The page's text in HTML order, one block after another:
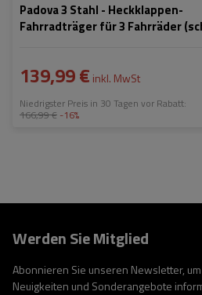
Padova 3 Stahl - Heckklappen-
Fahrradträger für 3 Fahrräder
139,99 € inkl. MwSt
Niedrigster Preis in 30 Tagen vor Rabatt:
166,99 € -16%
Werden Sie Mitglied
Abonnieren Sie unseren Newsletter,
Neuigkeiten und Sonderangebote